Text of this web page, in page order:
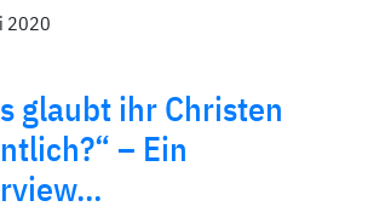
2020
glaubt ihr Christen
– Ein